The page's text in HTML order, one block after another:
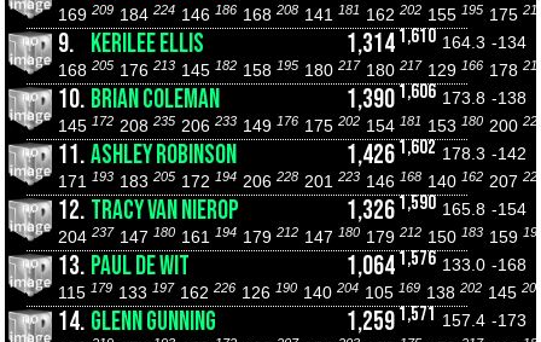
169 209 184 224 146 186 168 208 141 181 162 202 155 195 175
9. KERILEE ELLIS 1,3141,610 164.3 -134
168 205 176 213 145 182 158 195 180 217 180 217 129 166 178
10. BRIAN COLEMAN 1,3901,606 173.8 -138
145 172 208 235 206 233 149 176 175 202 154 181 153 180 200
11.ASHLEY ROBINSON 1,4261,602 178.3 -142
171
193 183 205 172 194 206 228 201 223 146 168 140 162 207
12. TRACY VAN NIEROP 1,3261,590 165.8 -154
204 237 147 180 161 194 179 212 147 180 179 212 150 183 159
13. PAUL DE WIT 1,0641,576 133.0 -168
115 179 133 197 162 226 126 190 140 204 105 169 138 202 145
14. GLENN GUNNING 1,2591,571 157.4 -173